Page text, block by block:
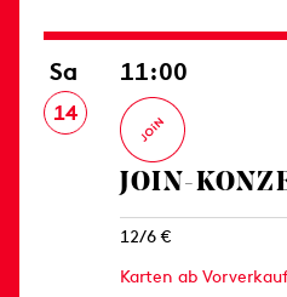
Sa
14
11:00
JOIN-
12/6 €
Karten ab